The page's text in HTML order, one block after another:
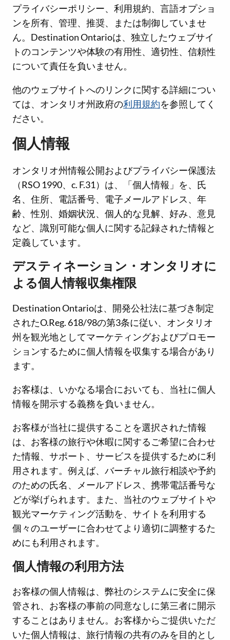
プライバシーポリシー、利用規約、言語オプショ
ンを所有、管理、推奨、または制御していませ
ん。Destination Ontarioは、独立したウェブサイ
トのコンテンツや体験の有用性、適切性、信頼性
について責任を負いません。
他のウェブサイトへのリンクに関する詳細につい
ては、オンタリオ州政府の利用規約を参照してく
ださい。
個人情報
オンタリオ州情報公開およびプライバシー保護法
（RSO 1990、c. F.31）は、「個人情報」を、氏
名、住所、電話番号、電子メールアドレス、年
齢、性別、婚姻状況、個人的な見解、好み、意見
など、識別可能な個人に関する記録された情報と
定義しています。
デスティネーション・オンタリオに
よる個人情報収集権限
Destination Ontarioは、開発公社法に基づき制定
されたO.Reg. 618/98の第3条に従い、オンタリオ
州を観光地としてマーケティングおよびプロモー
ションするために個人情報を収集する場合があり
ます。
お客様は、いかなる場合においても、当社に個人
情報を開示する義務を負いません。
お客様が当社に提供することを選択された情報
は、お客様の旅行や休暇に関するご希望に合わせ
た情報、サポート、サービスを提供するために利
用されます。例えば、バーチャル旅行相談や予約
のための氏名、メールアドレス、携帯電話番号な
どが挙げられます。また、当社のウェブサイトや
観光マーケティング活動を、サイトを利用する
個々のユーザーに合わせてより適切に調整するた
めにも利用されます。
個人情報の利用方法
お客様の個人情報は、弊社のシステムに安全に保
管され、お客様の事前の同意なしに第三者に開示
することはありません。お客様からご提供いただ
いた個人情報は、旅行情報の共有のみを目的とし